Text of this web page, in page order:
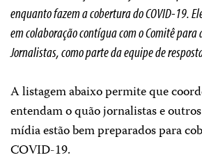
enquanto fazem a cobertura do COVID-19.
em colaboração contígua com o Comitê para
Jornalistas, como parte da equipe de
A listagem abaixo permite que
entendam o quão jornalistas e
mídia estão bem preparados para
COVID-19.